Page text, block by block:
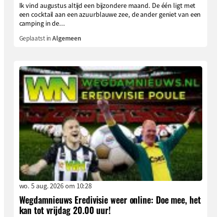
Ik vind augustus altijd een bijzondere maand. De één ligt met
een cocktail aan een azuurblauwe zee, de ander geniet van een
camping in de...
Geplaatst inAlgemeen
wo. 5 aug. 2026 om 10:28
Wegdamnieuws Eredivisie weer online: Doe mee, het
kan tot vrijdag 20.00 uur!